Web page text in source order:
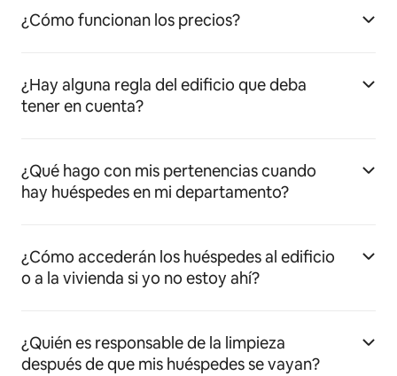
¿Cómo funcionan los precios?
¿Hay alguna regla del edificio que deba
tener en cuenta?
¿Qué hago con mis pertenencias cuando
hay huéspedes en mi departamento?
¿Cómo accederán los huéspedes al edificio
o a la vivienda si yo no estoy ahí?
¿Quién es responsable de la limpieza
después de que mis huéspedes se vayan?